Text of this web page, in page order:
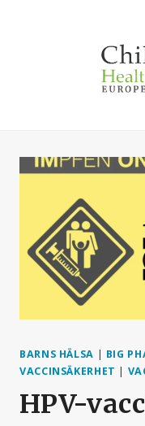
BARNS HÄLSA | BIG
VACCINSÄKERHET |
HPV-